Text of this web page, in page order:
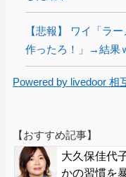
【悲報】 ワイ「ラ
作ったろ！」→結果
Powered by livedoor 相
【おすすめ記事】
大久保佳代
かの習慣を